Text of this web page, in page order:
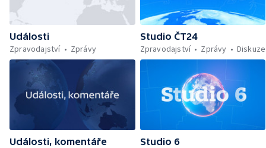
Události
Zpravodajství
Zprávy
Studio ČT24
Zpravodajství
Zprávy Diskuze
Události, komentáře
Studio 6